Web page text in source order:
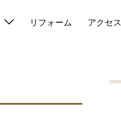
リフォーム アクセス